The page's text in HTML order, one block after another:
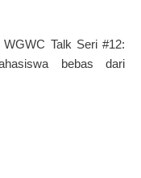
Talk Seri #12:
bebas dari